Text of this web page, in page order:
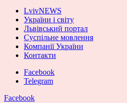
LvivNEWS
України і світу
Львівський портал
Суспільне мовлення
Компанії України
Контакти
Facebook
Telegram
Facebook